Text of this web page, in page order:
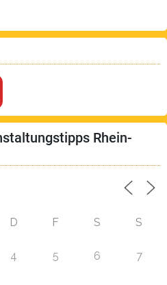
Rhein-
D F S S
4 5 6 7